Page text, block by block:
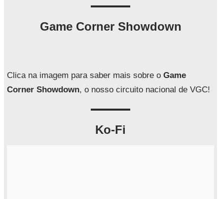
a
r
Game Corner Showdown
Clica na imagem para saber mais sobre o Game
Corner Showdown, o nosso circuito nacional de VGC!
Ko-Fi